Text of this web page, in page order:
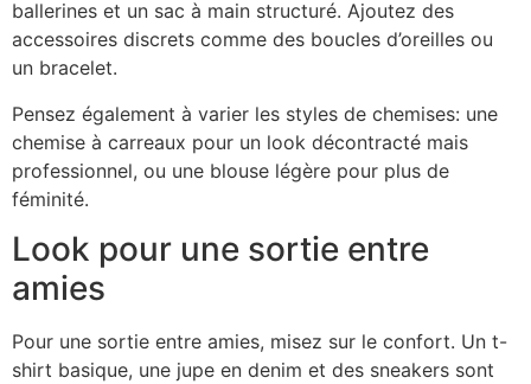
ballerines et un sac à main structuré. Ajoutez des
accessoires discrets comme des boucles d’oreilles ou
un bracelet.
Pensez également à varier les styles de chemises: une
chemise à carreaux pour un look décontracté mais
professionnel, ou une blouse légère pour plus de
féminité.
Look pour une sortie entre
amies
Pour une sortie entre amies, misez sur le confort. Un t-
shirt basique, une jupe en denim et des sneakers sont